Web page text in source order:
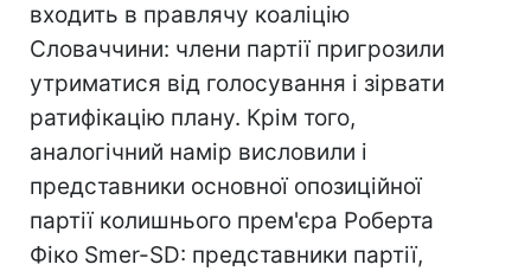
входить в правлячу коаліцію
Словаччини: члени партії пригрозили
утриматися від голосування і зірвати
ратифікацію плану. Крім того,
аналогічний намір висловили і
представники основної опозиційної
партії колишнього прем'єра Роберта
Фіко Smer-SD: представники партії,